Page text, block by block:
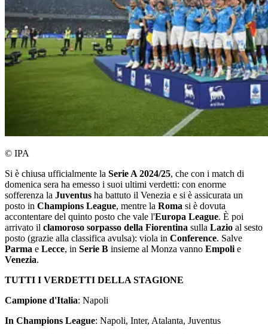
© IPA
Si è chiusa ufficialmente la Serie A 2024/25, che con i match di
domenica sera ha emesso i suoi ultimi verdetti: con enorme
sofferenza la Juventus ha battuto il Venezia e si è assicurata un
posto in Champions League, mentre la Roma si è dovuta
accontentare del quinto posto che vale l'Europa League. È poi
arrivato il clamoroso sorpasso della Fiorentina sulla Lazio al sesto
posto (grazie alla classifica avulsa): viola in Conference. Salve
Parma e Lecce, in Serie B insieme al Monza vanno Empoli e
Venezia.
TUTTI I VERDETTI DELLA STAGIONE
Campione d'Italia: Napoli
In Champions League: Napoli, Inter, Atalanta, Juventus